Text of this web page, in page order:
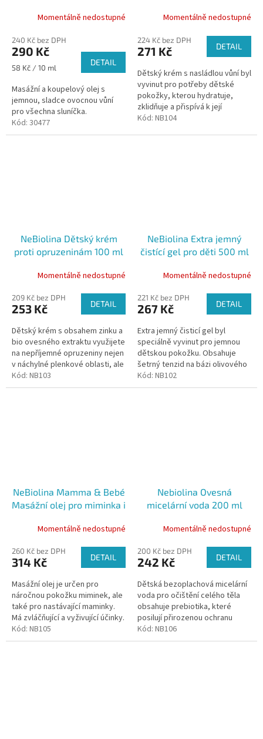
Momentálně nedostupné
240 Kč bez DPH
290 Kč
Měrná
58 Kč / 10 ml
DETAIL
Masážní a koupelový olej s
jemnou, sladce ovocnou vůní
pro všechna sluníčka.
Kód: 30477
Momentálně nedostupné
224 Kč bez DPH
271 Kč DETAIL
Dětský krém s nasládlou vůní byl
vyvinut pro potřeby dětské
pokožky, kterou hydratuje,
zklidňuje a přispívá k její
přirozené obranyschopnosti.
Kód: NB104
NeBiolina Dětský krém
proti opruzeninám 100 ml
Momentálně nedostupné
209 Kč bez DPH
253 Kč DETAIL
Dětský krém s obsahem zinku a
bio ovesného extraktu využijete
na nepříjemné opruzeniny nejen
v náchylné plenkové oblasti, ale
také v ohybových partiích
končetin.
Kód: NB103
NeBiolina Extra jemný
čistící gel pro děti 500 ml
Momentálně nedostupné
221 Kč bez DPH
267 Kč DETAIL
Extra jemný čisticí gel byl
speciálně vyvinut pro jemnou
dětskou pokožku. Obsahuje
šetrný tenzid na bázi olivového
oleje a navíc také rýžové
proteiny a bio ovesný extrakt.
Kód: NB102
NeBiolina Mamma & Bebé
Masážní olej pro miminka i
Momentálně nedostupné
260 Kč bez DPH
314 Kč DETAIL
Masážní olej je určen pro
náročnou pokožku miminek, ale
také pro nastávající maminky.
Má zvláčňující a vyživující účinky.
Kód: NB105
Nebiolina Ovesná
micelární voda 200 ml
Momentálně nedostupné
200 Kč bez DPH
242 Kč DETAIL
Dětská bezoplachová micelární
voda pro očištění celého těla
obsahuje prebiotika, které
posilují přirozenou ochranu
pokožky.Vhodná pro péči o tělo
i tvář, bez oplachování.
Kód: NB106